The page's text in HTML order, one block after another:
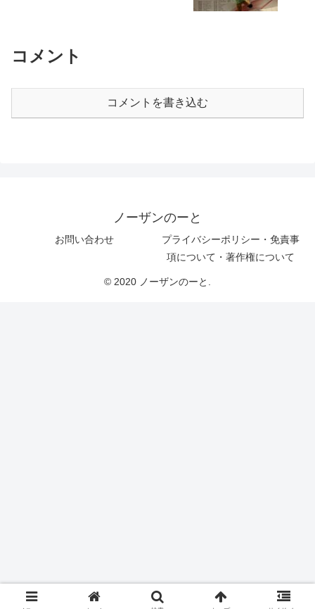
コメント
コメントを書き込む
ノーザンのーと
お問い合わせ
プライバシーポリシー・免責事
項について・著作権について
© 2020 ノーザンのーと.